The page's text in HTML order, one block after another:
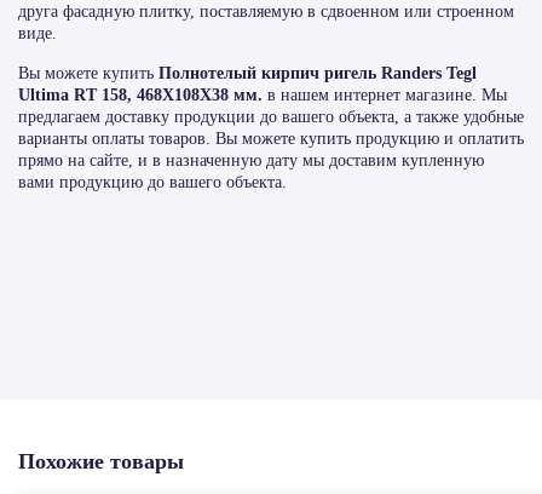
друга фасадную плитку, поставляемую в сдвоенном или строенном
виде.
Вы можете купить Полнотелый кирпич ригель Randers Tegl
Ultima RT 158, 468X108X38 мм. в нашем интернет магазине. Мы
предлагаем доставку продукции до вашего объекта, а также удобные
варианты оплаты товаров. Вы можете купить продукцию и оплатить
прямо на сайте, и в назначенную дату мы доставим купленную
вами продукцию до вашего объекта.
Похожие товары